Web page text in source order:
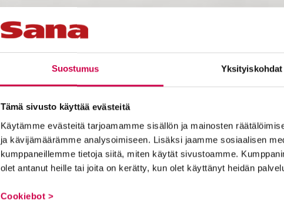
Suostumus Yksityiskohdat
Tämä sivusto käyttää evästeitä
Käytämme evästeitä tarjoamamme sisällön ja mainosten
ja kävijämäärämme analysoimiseen. Lisäksi jaamme sosiaalisen
kumppaneillemme tietoja siitä, miten käytät sivustoamme.
olet antanut heille tai joita on kerätty, kun olet käyttänyt heidän
Cookiebot >